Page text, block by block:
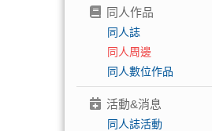
同人作品
同人誌
同人周邊
同人數位作品
活動&消息
同人誌活動